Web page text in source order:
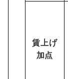
賃上げ
加点